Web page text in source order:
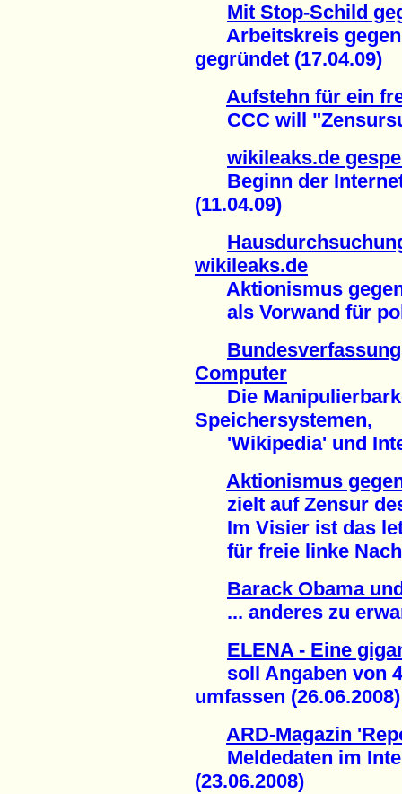
Mit Stop-Schild
Arbeitskreis gegen
gegründet (17.04.09)
Aufstehn für ein
CCC will
wikileaks.de
Beginn der
(11.04.09)
wikileaks.de
Aktionismus
als Vorwand für
Computer
Die
Speichersystemen,
'Wikipedia' und
Aktionismus
zielt auf Zensur
Im Visier ist das
für freie linke
Barack Obama
... anderes zu
ELENA - Eine
soll Angaben von
umfassen (26.06.2008)
ARD-Magazin
Meldedaten im
(23.06.2008)